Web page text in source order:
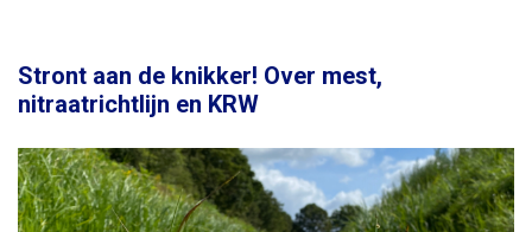
Stront aan de knikker! Over mest,
nitraatrichtlijn en KRW